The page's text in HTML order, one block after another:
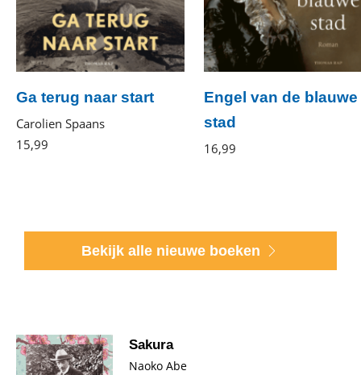
Ga terug naar start
Carolien Spaans
15,99
Engel van de blauwe
stad
16,99
Bekijk alle nieuwe boeken
Sakura
Naoko Abe